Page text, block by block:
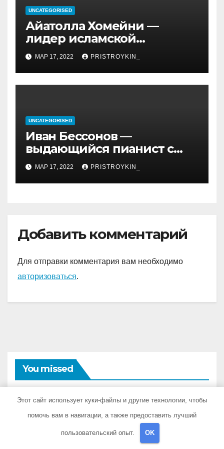
UNCATEGORISED
Айатолла Хомейни —
лидер исламской
революции, его биография
и идеология, роль в
иранской политике и
последствия его
МАР 17, 2022 PRISTROYKIN_
UNCATEGORISED
Иван Бессонов —
выдающийся пианист с
уникальным талантом и
впечатляющими
достижениями
МАР 17, 2022 PRISTROYKIN_
Добавить комментарий
Для отправки комментария вам необходимо
авторизоваться.
You missed
Этот сайт использует куки-файлы и другие технологии, чтобы
помочь вам в навигации, а также предоставить лучший
пользовательский опыт. OK